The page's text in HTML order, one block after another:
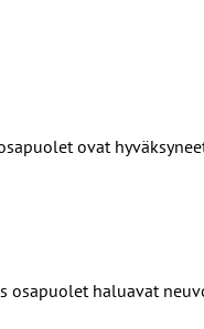
ovat
osapuolet haluavat